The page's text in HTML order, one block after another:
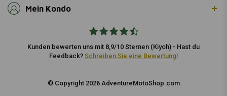
Mein Kondo
Kunden bewerten uns mit 8,9/10 Sternen (Kiyoh) - Hast du
Feedback? Schreiben Sie eine Bewertung!
© Copyright 2026 AdventureMotoShop.com